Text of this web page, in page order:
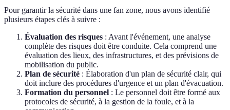
Pour garantir la sécurité dans une fan zone, nous avons identifié
plusieurs étapes clés à suivre :
Évaluation des risques : Avant l'événement, une analyse
complète des risques doit être conduite. Cela comprend une
évaluation des lieux, des infrastructures, et des prévisions de
mobilisation du public.
Plan de sécurité : Élaboration d'un plan de sécurité clair, qui
doit inclure des procédures d'urgence et un plan d'évacuation.
Formation du personnel : Le personnel doit être formé aux
protocoles de sécurité, à la gestion de la foule, et à la